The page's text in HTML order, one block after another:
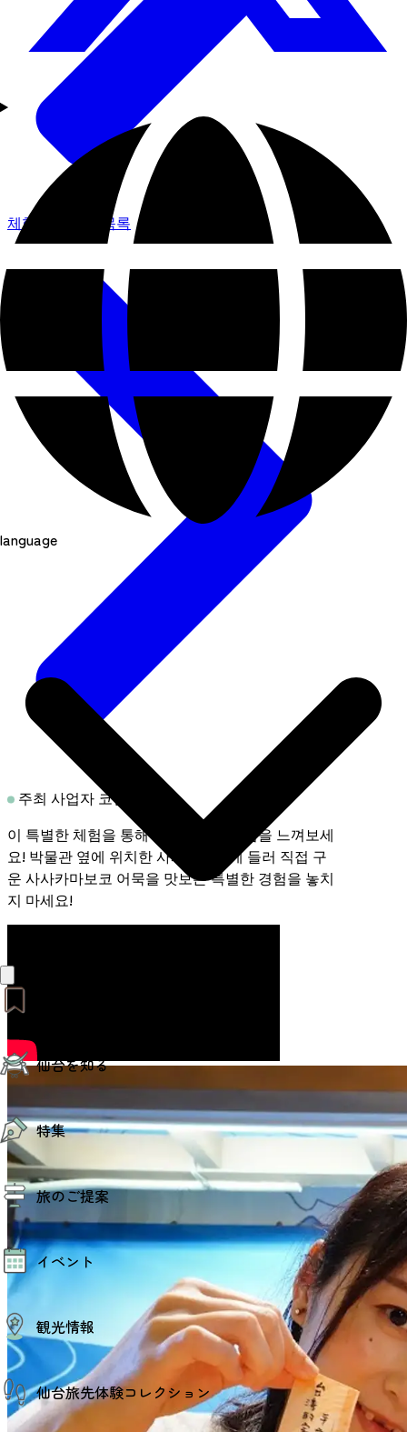
language
モデルコース
エリアガイド
お知らせ
お得なチケット
仙台を知る
仙台の魅力
エリアガイド
仙台観光PR動画ライブラリー
仙台から行く東北周遊旅
伝統的工芸品
特集
特集
夜時間トピックス
旅のご提案
モデルコース
AIおまかせコース
みんなの旅行記
イベント
その他イベント情報（音楽・展示会）
スポーツ情報
コンベンション情報
観光情報
観光スポット
温泉
美味いもの
仙台旅先体験コレクション
체험 프로그램 목록
주최 사업자 코멘트
이 특별한 체험을 통해 타나바타의 마법을 느껴보세
요! 박물관 옆에 위치한 사사카마칸에 들러 직접 구
운 사사카마보코 어묵을 맛보는 특별한 경험을 놓치
지 마세요!